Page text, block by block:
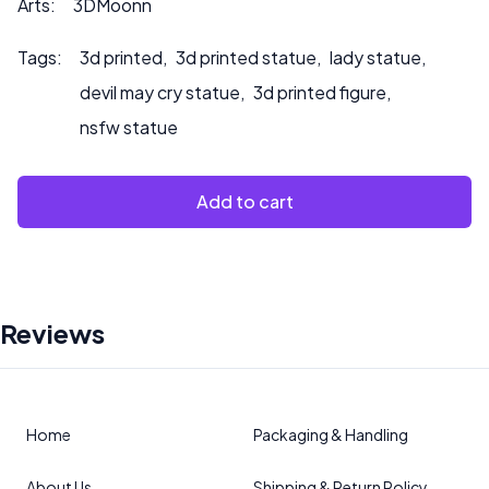
Arts: 3DMoonn
Tags: 3d printed, 3d printed statue, lady statue,
devil may cry statue, 3d printed figure,
nsfw statue
Add to cart
Reviews
Home Packaging & Handling